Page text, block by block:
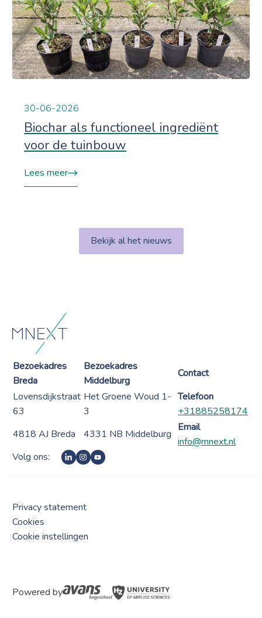
30-06-2026
Biochar als functioneel ingrediënt
voor de tuinbouw
Lees meer
Bekijk al het nieuws
Bezoekadres
Breda
Bezoekadres
Middelburg
Contact
Lovensdijkstraat
63
Het Groene Woud 1-
3
Telefoon
+31885258174
4818 AJ Breda
4331 NB Middelburg
Email
info@mnext.nl
Volg ons:
Powered by
Privacy statement
Cookies
Cookie instellingen